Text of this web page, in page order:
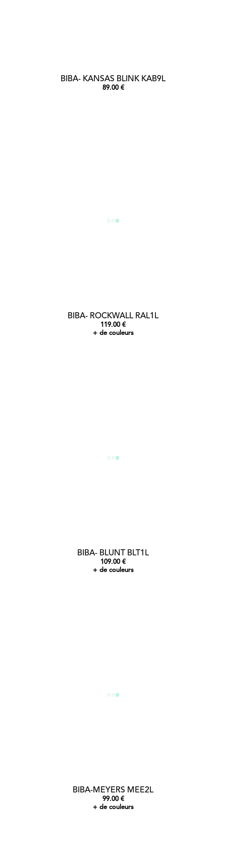
BIBA- KANSAS BLINK KAB9L
89.00 €
BIBA- ROCKWALL RAL1L
119.00 €
+ de couleurs
BIBA- BLUNT BLT1L
109.00 €
+ de couleurs
BIBA-MEYERS MEE2L
99.00 €
+ de couleurs